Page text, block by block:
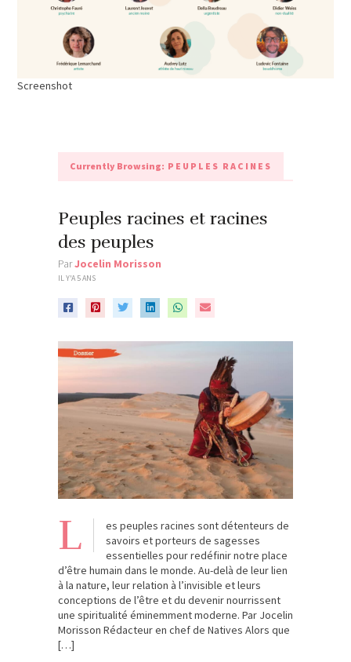
Screenshot
Currently Browsing: PEUPLES RACINES
Peuples racines et racines
des peuples
ParJocelin Morisson
IL Y'A 5 ANS
L
es peuples racines sont détenteurs de
savoirs et porteurs de sagesses
essentielles pour redéfinir notre place
d’être humain dans le monde. Au-delà de leur lien
à la nature, leur relation à l’invisible et leurs
conceptions de l’être et du devenir nourrissent
une spiritualité éminemment moderne. Par Jocelin
Morisson Rédacteur en chef de Natives Alors que
[…]